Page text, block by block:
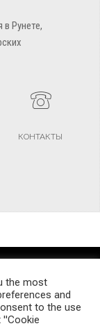
Рунете,
КОНТАКТЫ
SITEMAP
TagDiv
the most
and
to the use
"Cookie